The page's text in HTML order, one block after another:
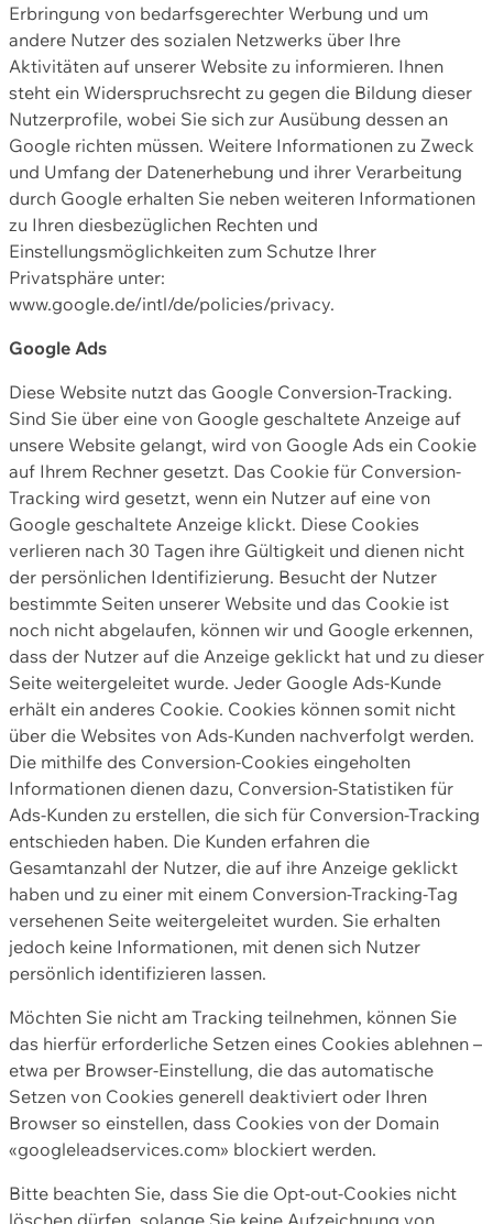
Erbringung von bedarfsgerechter Werbung und um
andere Nutzer des sozialen Netzwerks über Ihre
Aktivitäten auf unserer Website zu informieren. Ihnen
steht ein Widerspruchsrecht zu gegen die Bildung dieser
Nutzerprofile, wobei Sie sich zur Ausübung dessen an
Google richten müssen. Weitere Informationen zu Zweck
und Umfang der Datenerhebung und ihrer Verarbeitung
durch Google erhalten Sie neben weiteren Informationen
zu Ihren diesbezüglichen Rechten und
Einstellungsmöglichkeiten zum Schutze Ihrer
Privatsphäre unter:
www.google.de/intl/de/policies/privacy.
Google Ads
Diese Website nutzt das Google Conversion-Tracking.
Sind Sie über eine von Google geschaltete Anzeige auf
unsere Website gelangt, wird von Google Ads ein Cookie
auf Ihrem Rechner gesetzt. Das Cookie für Conversion-
Tracking wird gesetzt, wenn ein Nutzer auf eine von
Google geschaltete Anzeige klickt. Diese Cookies
verlieren nach 30 Tagen ihre Gültigkeit und dienen nicht
der persönlichen Identifizierung. Besucht der Nutzer
bestimmte Seiten unserer Website und das Cookie ist
noch nicht abgelaufen, können wir und Google erkennen,
dass der Nutzer auf die Anzeige geklickt hat und zu dieser
Seite weitergeleitet wurde. Jeder Google Ads-Kunde
erhält ein anderes Cookie. Cookies können somit nicht
über die Websites von Ads-Kunden nachverfolgt werden.
Die mithilfe des Conversion-Cookies eingeholten
Informationen dienen dazu, Conversion-Statistiken für
Ads-Kunden zu erstellen, die sich für Conversion-Tracking
entschieden haben. Die Kunden erfahren die
Gesamtanzahl der Nutzer, die auf ihre Anzeige geklickt
haben und zu einer mit einem Conversion-Tracking-Tag
versehenen Seite weitergeleitet wurden. Sie erhalten
jedoch keine Informationen, mit denen sich Nutzer
persönlich identifizieren lassen.
Möchten Sie nicht am Tracking teilnehmen, können Sie
das hierfür erforderliche Setzen eines Cookies ablehnen –
etwa per Browser-Einstellung, die das automatische
Setzen von Cookies generell deaktiviert oder Ihren
Browser so einstellen, dass Cookies von der Domain
«googleleadservices.com» blockiert werden.
Bitte beachten Sie, dass Sie die Opt-out-Cookies nicht